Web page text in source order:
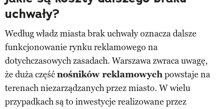
uchwały?
Według władz miasta brak uchwały oznacza dalsze
funkcjonowanie rynku reklamowego na
dotychczasowych zasadach. Warszawa zwraca uwagę,
że duża częśćnośników reklamowychpowstaje na
terenach niezarządzanych przez miasto. W wielu
przypadkach są to inwestycje realizowane przez